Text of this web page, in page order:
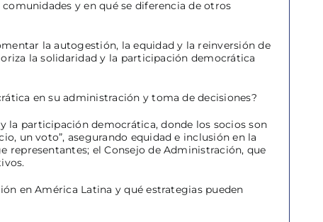
y en qué se diferencia de otros
la autogestión, la equidad y la reinversión de
la solidaridad y la participación democrática
en su administración y toma de decisiones?
la participación democrática, donde los socios son
un voto”, asegurando equidad e inclusión en la
representantes; el Consejo de Administración, que
en América Latina y qué estrategias pueden